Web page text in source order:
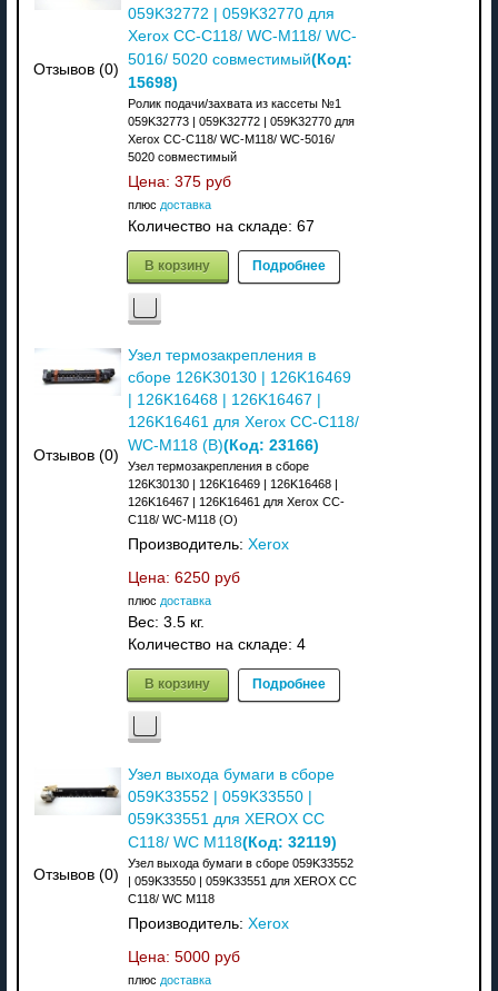
Отзывов (0)
059K32772 | 059K32770 для
Xerox CC-C118/ WC-M118/ WC-
5016/ 5020 совместимый(Код:
15698)
Ролик подачи/захвата из кассеты №1
059K32773 | 059K32772 | 059K32770 для
Xerox CC-C118/ WC-M118/ WC-5016/
5020 совместимый
Цена: 375 руб
плюс доставка
Количество на складе: 67
В корзину Подробнее
Отзывов (0)
Узел термозакрепления в
сборе 126K30130 | 126K16469
| 126K16468 | 126K16467 |
126K16461 для Xerox CC-C118/
WC-M118 (В)(Код: 23166)
Узел термозакрепления в сборе
126K30130 | 126K16469 | 126K16468 |
126K16467 | 126K16461 для Xerox CC-
C118/ WC-M118 (О)
Производитель: Xerox
Цена: 6250 руб
плюс доставка
Вес: 3.5 кг.
Количество на складе: 4
В корзину Подробнее
Отзывов (0)
Узел выхода бумаги в сборе
059K33552 | 059K33550 |
059K33551 для XEROX CC
C118/ WC M118(Код: 32119)
Узел выхода бумаги в сборе 059K33552
| 059K33550 | 059K33551 для XEROX CC
C118/ WC M118
Производитель: Xerox
Цена: 5000 руб
плюс доставка